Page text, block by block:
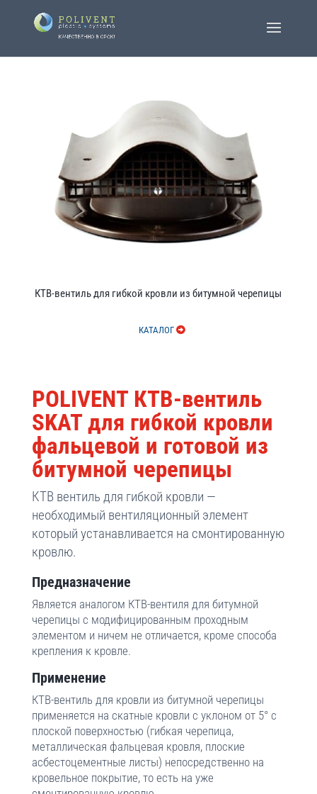
КТВ-вентиль для гибкой кровли из битумной черепицы
КАТАЛОГ
POLIVENT КТВ-вентиль
SKAT для гибкой кровли
фальцевой и готовой из
битумной черепицы
КТВ вентиль для гибкой кровли —
необходимый вентиляционный элемент
который устанавливается на смонтированную
кровлю.
Предназначение
Является аналогом КТВ-вентиля для битумной
черепицы с модифицированным проходным
элементом и ничем не отличается, кроме способа
крепления к кровле.
Применение
КТВ-вентиль для кровли из битумной черепицы
применяется на скатные кровли с уклоном от 5° с
плоской поверхностью (гибкая черепица,
металлическая фальцевая кровля, плоские
асбестоцементные листы) непосредственно на
кровельное покрытие, то есть на уже